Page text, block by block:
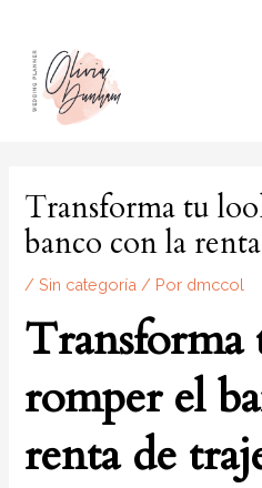
contenido
Transforma tu
banco con la
/Sin categoría / Por dmccol
romper el
renta de